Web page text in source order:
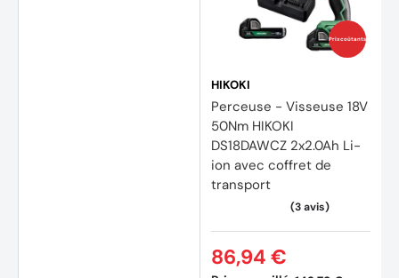
Prix coûtants
HIKOKI
Perceuse - Visseuse 18V
50Nm HIKOKI
DS18DAWCZ 2x2.0Ah Li-
ion avec coffret de
transport
86,94 €